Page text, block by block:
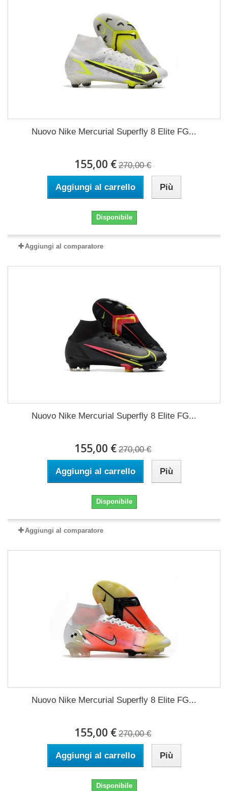
Nuovo Nike Mercurial Superfly 8 Elite FG...
155,00 € 270,00 €
Aggiungi al carrello Più
Disponibile
Aggiungi al comparatore
Nuovo Nike Mercurial Superfly 8 Elite FG...
155,00 € 270,00 €
Aggiungi al carrello Più
Disponibile
Aggiungi al comparatore
Nuovo Nike Mercurial Superfly 8 Elite FG...
155,00 € 270,00 €
Aggiungi al carrello Più
Disponibile